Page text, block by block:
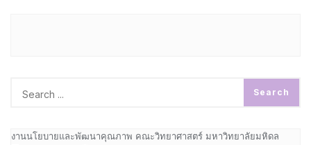
งานนโยบายและพัฒนาคุณภาพ คณะวิทยาศาสตร์ มหาวิทยาลัยมหิดล